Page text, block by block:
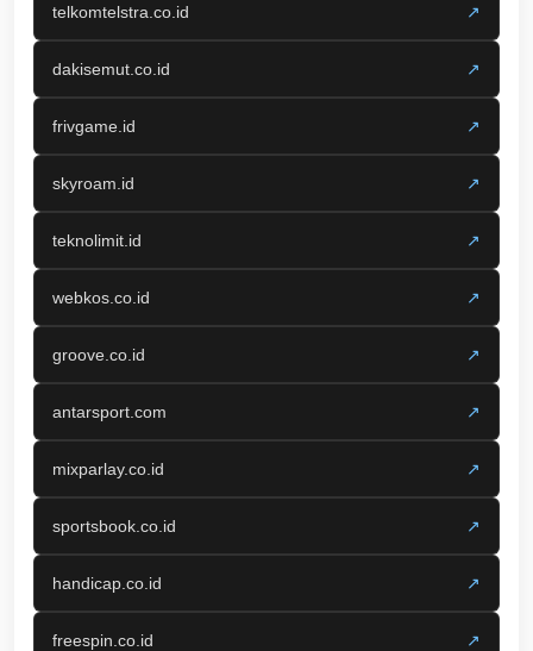
telkomtelstra.co.id ↗
dakisemut.co.id ↗
frivgame.id ↗
skyroam.id ↗
teknolimit.id ↗
webkos.co.id ↗
groove.co.id ↗
antarsport.com ↗
mixparlay.co.id ↗
sportsbook.co.id ↗
handicap.co.id ↗
freespin.co.id ↗